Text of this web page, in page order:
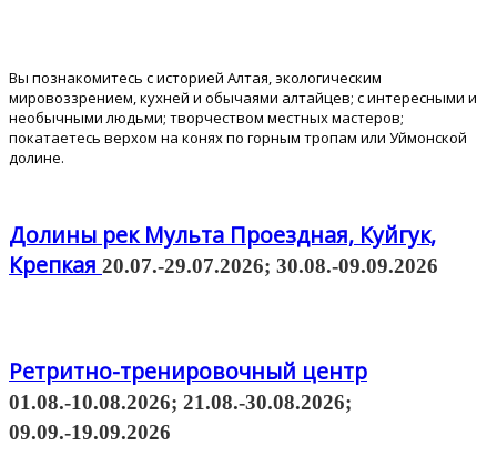
Вы познакомитесь с историей Алтая, экологическим
мировоззрением, кухней и обычаями алтайцев; с интересными и
необычными людьми; творчеством местных мастеров;
покатаетесь верхом на конях по горным тропам или Уймонской
долине.
Долины рек Мульта Проездная, Куйгук,
Крепкая 20.07.-29.07.2026; 30.08.-09.09.2026
Ретритно-тренировочный центр
01.08.-10.08.2026; 21.08.-30.08.2026;
09.09.-19.09.2026